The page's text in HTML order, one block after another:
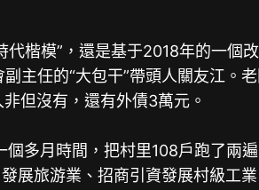
楷模”，還是基于2018年的一個
任的“大包干”帶頭人關友江。
但沒有，還有外債3萬元。
月時間，把村里108戶跑了兩遍
旅游業、招商引資發展村級工業